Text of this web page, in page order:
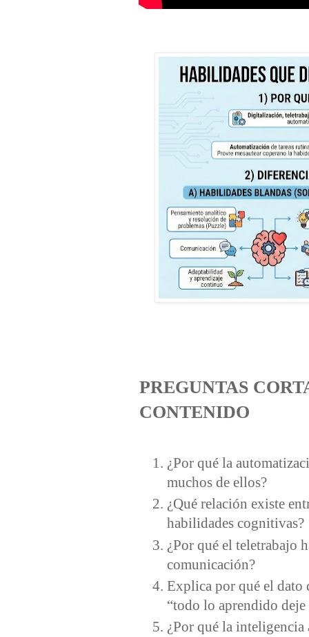
PREGUNTAS
CONTENIDO
¿Por qué la
muchos de ellos?
¿Qué relación existe
habilidades cognitivas?
¿Por qué el teletrabajo
comunicación?
Explica por qué el dato
“todo lo aprendido deje
¿Por qué la